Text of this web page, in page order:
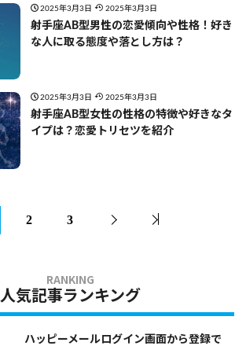
2025年3月3日 2025年3月3日
射手座AB型男性の恋愛傾向や性格！好き
な人に取る態度や落とし方は？
2025年3月3日 2025年3月3日
射手座AB型女性の性格の特徴や好きなタ
イプは？恋愛トリセツを紹介
2 3
人気記事ランキング
ハッピーメールログイン画面から登録で